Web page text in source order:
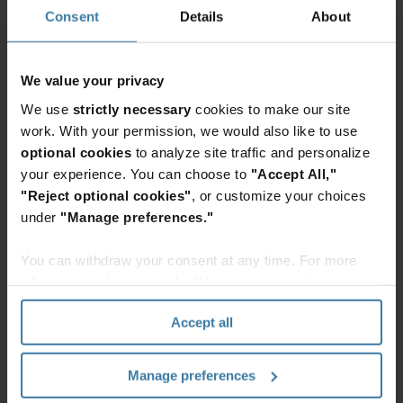
Consent Details About
We value your privacy
We use strictly necessary cookies to make our site
work. With your permission, we would also like to use
optional cookies to analyze site traffic and personalize
your experience. You can choose to "Accept All,"
"Reject optional cookies" , or customize your choices
under "Manage preferences."
You can withdraw your consent at any time. For more
section" of ourPrivacy Policy.
Accept all
Manage preferences
wielu systemów
Integracja danych SSOT pozwala połączyć różne
systemy w jeden spójny ekosystem. Dane z ERP, CRM i
systemów dokumentowych trafiają do centralnego
repozytorium. Następnie są wykorzystywane w
raportach i analizach.
W jednym z naszych artykułów
transformacji biznesowejpokazaliśmy, że integracja
Skanowanie
dokumentów i
repozytorium jako